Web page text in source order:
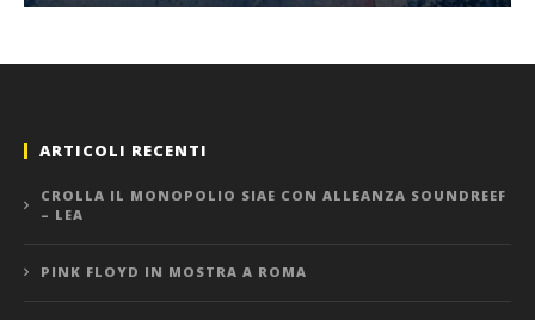
ARTICOLI RECENTI
CROLLA IL MONOPOLIO SIAE CON ALLEANZA SOUNDREEF
– LEA
PINK FLOYD IN MOSTRA A ROMA